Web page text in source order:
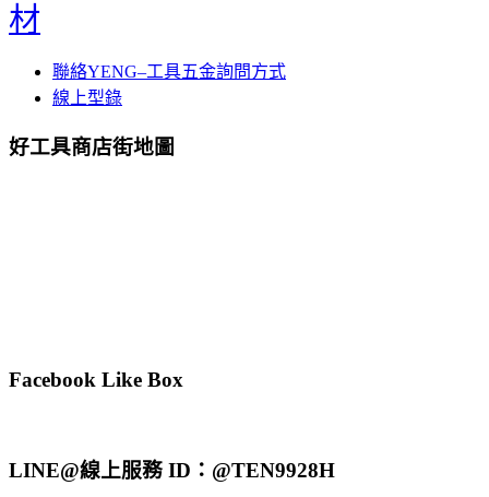
材
聯絡YENG–工具五金詢問方式
線上型錄
好工具商店街地圖
Facebook Like Box
LINE@線上服務 ID：@TEN9928H